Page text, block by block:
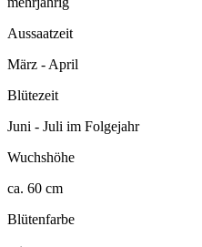
Aussaatzeit
März - April
Blütezeit
Juni - Juli im Folgejahr
Wuchshöhe
ca. 60 cm
Blütenfarbe